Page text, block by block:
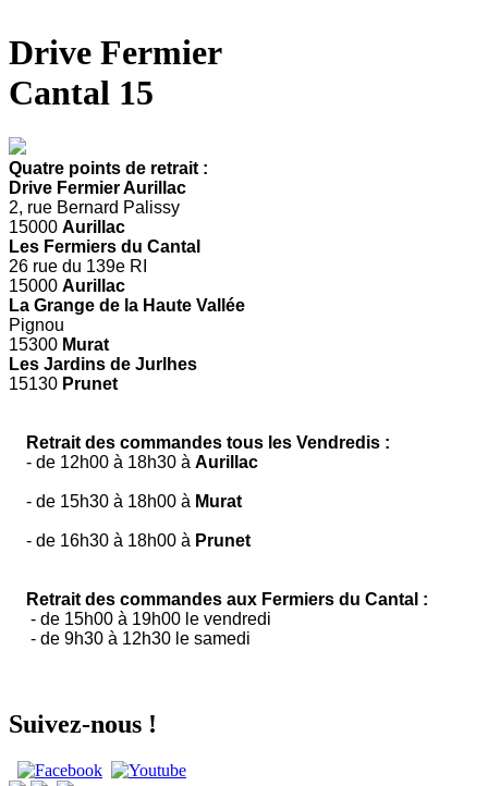
Drive Fermier
Cantal 15
Quatre points de retrait :
Drive Fermier Aurillac
2, rue Bernard Palissy
15000 Aurillac
Les Fermiers du Cantal
26 rue du 139e RI
15000 Aurillac
La Grange de la Haute Vallée
Pignou
15300 Murat
Les Jardins de Jurlhes
15130 Prunet
Retrait des commandes tous les Vendredis :
- de 12h00 à 18h30 à Aurillac
- de 15h30 à 18h00 à Murat
- de 16h30 à 18h00 à Prunet
Retrait des commandes aux Fermiers du Cantal :
- de 15h00 à 19h00 le vendredi
- de 9h30 à 12h30 le samedi
Suivez-nous !